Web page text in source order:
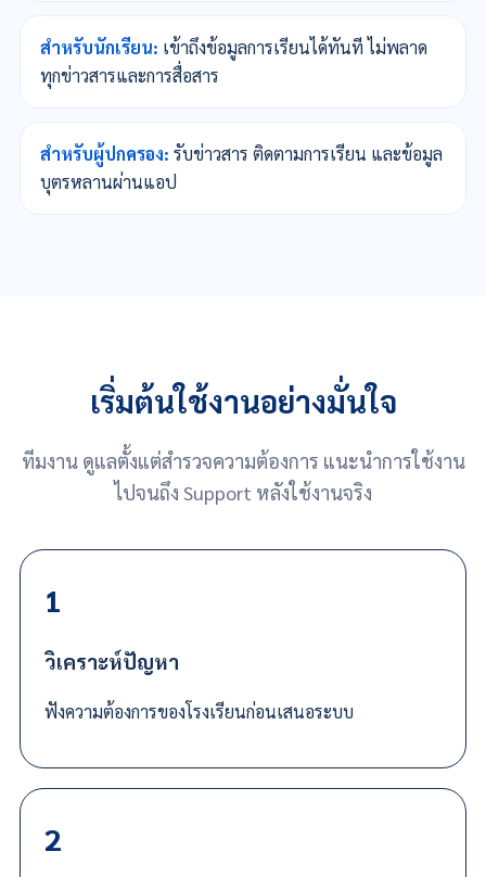
สำหรับนักเรียน: เข้าถึงข้อมูลการเรียนได้ทันที ไม่พลาด
ทุกข่าวสารและการสื่อสาร
สำหรับผู้ปกครอง: รับข่าวสาร ติดตามการเรียน และข้อมูล
บุตรหลานผ่านแอป
เริ่มต้นใช้งานอย่างมั่นใจ
ทีมงาน ดูแลตั้งแต่สำรวจความต้องการ แนะนำการใช้งาน
ไปจนถึง Support หลังใช้งานจริง
1
วิเคราะห์ปัญหา
ฟังความต้องการของโรงเรียนก่อนเสนอระบบ
2